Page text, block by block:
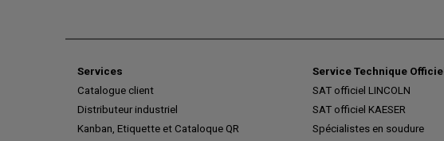
Services
Catalogue client
Distributeur industriel
Kanban, Etiquette et Cataloque QR
Service Technique Officiel
SAT officiel LINCOLN
SAT officiel KAESER
Spécialistes en soudure